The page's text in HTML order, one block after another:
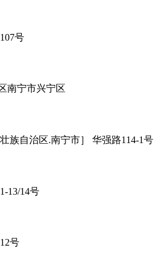
号
南宁市兴宁区
族自治区.南宁市］ 华强路114-1号
13/14号
号